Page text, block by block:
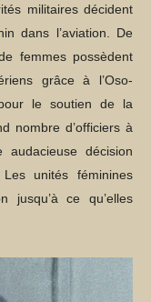
militaires décident
dans l’aviation. De
femmes possèdent
grâce à l’Oso-
le soutien de la
nombre d’officiers à
audacieuse décision
unités féminines
jusqu’à ce qu’elles